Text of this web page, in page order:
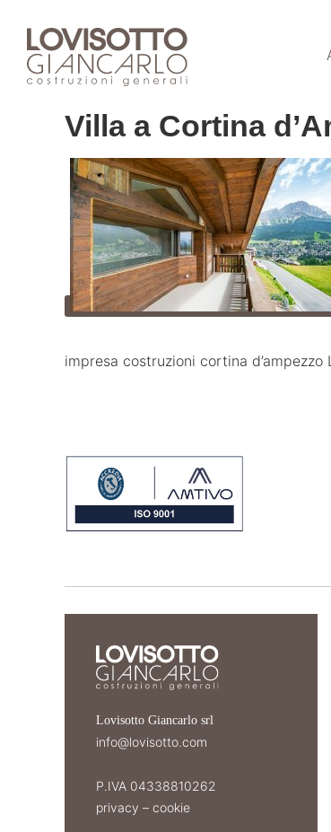
content
Villa a Cortina
impresa costruzioni cortina d’ampezzo
Lovisotto Giancarlo srl
info@lovisotto.com
P.IVA 04338810262
privacy – cookie